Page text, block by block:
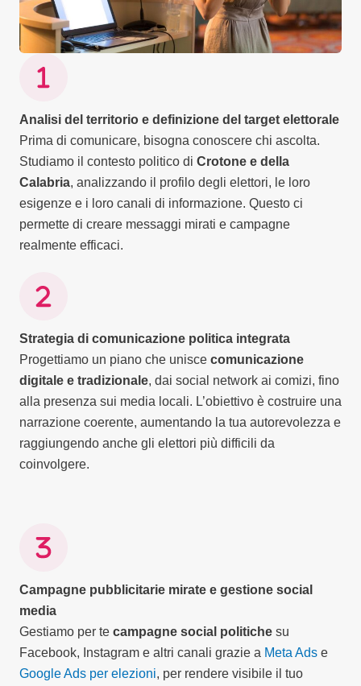
Analisi del territorio e definizione del target elettorale
Prima di comunicare, bisogna conoscere chi ascolta.
Studiamo il contesto politico di Crotone e della
Calabria, analizzando il profilo degli elettori, le loro
esigenze e i loro canali di informazione. Questo ci
permette di creare messaggi mirati e campagne
realmente efficaci.
Strategia di comunicazione politica integrata
Progettiamo un piano che unisce comunicazione
digitale e tradizionale, dai social network ai comizi, fino
alla presenza sui media locali. L’obiettivo è costruire una
narrazione coerente, aumentando la tua autorevolezza e
raggiungendo anche gli elettori più difficili da
coinvolgere.
Campagne pubblicitarie mirate e gestione social
media
Gestiamo per te campagne social politiche su
Facebook, Instagram e altri canali grazie a Meta Ads e
Google Ads per elezioni, per rendere visibile il tuo